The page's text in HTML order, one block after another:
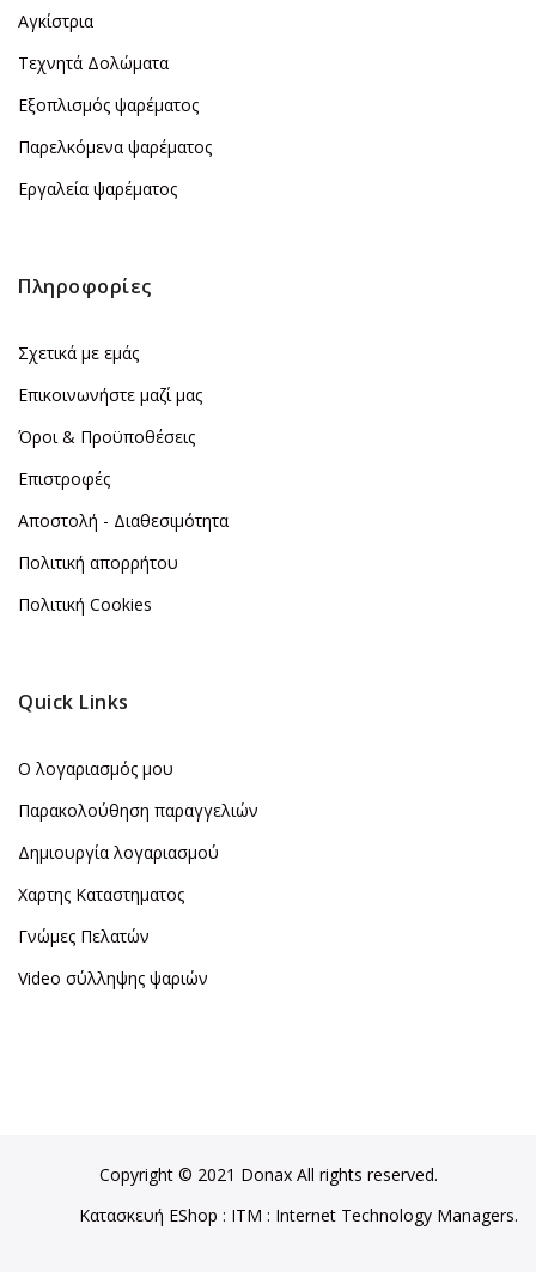
Αγκίστρια
Τεχνητά Δολώματα
Εξοπλισμός ψαρέματος
Παρελκόμενα ψαρέματος
Εργαλεία ψαρέματος
Πληροφορίες
Σχετικά με εμάς
Επικοινωνήστε μαζί μας
Όροι & Προϋποθέσεις
Επιστροφές
Αποστολή - Διαθεσιμότητα
Πολιτική απορρήτου
Πολιτική Cookies
Quick Links
Ο λογαριασμός μου
Παρακολούθηση παραγγελιών
Δημιουργία λογαριασμού
Χαρτης Καταστηματος
Γνώμες Πελατών
Video σύλληψης ψαριών
Copyright © 2021 Donax All rights reserved.
Κατασκευή EShop : ITM : Internet Technology Managers.